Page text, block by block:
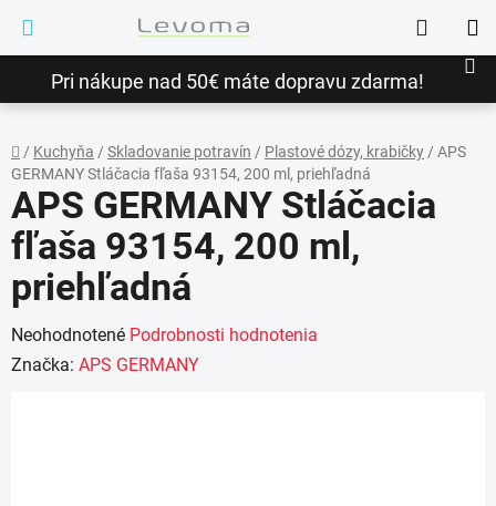
obsah
Pri nákupe nad 50€ máte dopravu zdarma!
Hľadať
Domov
/ Kuchyňa / Skladovanie potravín / Plastové dózy, krabičky/ APS
GERMANY Stláčacia fľaša 93154, 200 ml, priehľadná
APS GERMANY Stláčacia
fľaša 93154, 200 ml,
priehľadná
Priemerné
hodnotenie
Neohodnotené Podrobnosti hodnotenia
Značka: APS GERMANY